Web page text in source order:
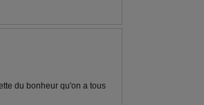
du bonheur qu'on a tous